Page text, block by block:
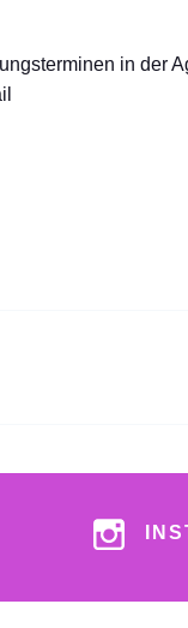
in der